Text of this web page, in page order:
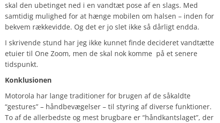
skal den ubetinget ned i en vandtæt pose af en slags. Med
samtidig mulighed for at hænge mobilen om halsen – inden for
bekvem rækkevidde. Og det er jo slet ikke så dårligt endda.
I skrivende stund har jeg ikke kunnet finde decideret vandtætte
etuier til One Zoom, men de skal nok komme på et senere
tidspunkt.
Konklusionen
Motorola har lange traditioner for brugen af de såkaldte
“gestures” – håndbevægelser – til styring af diverse funktioner.
To af de allerbedste og mest brugbare er “håndkantslaget”, der